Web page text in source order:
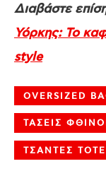
Διαβάστε
Υόρκης: Το
style
OVERSIZED
ΤΑΣΕΙΣ
ΤΣΑΝΤΕΣ TOTE